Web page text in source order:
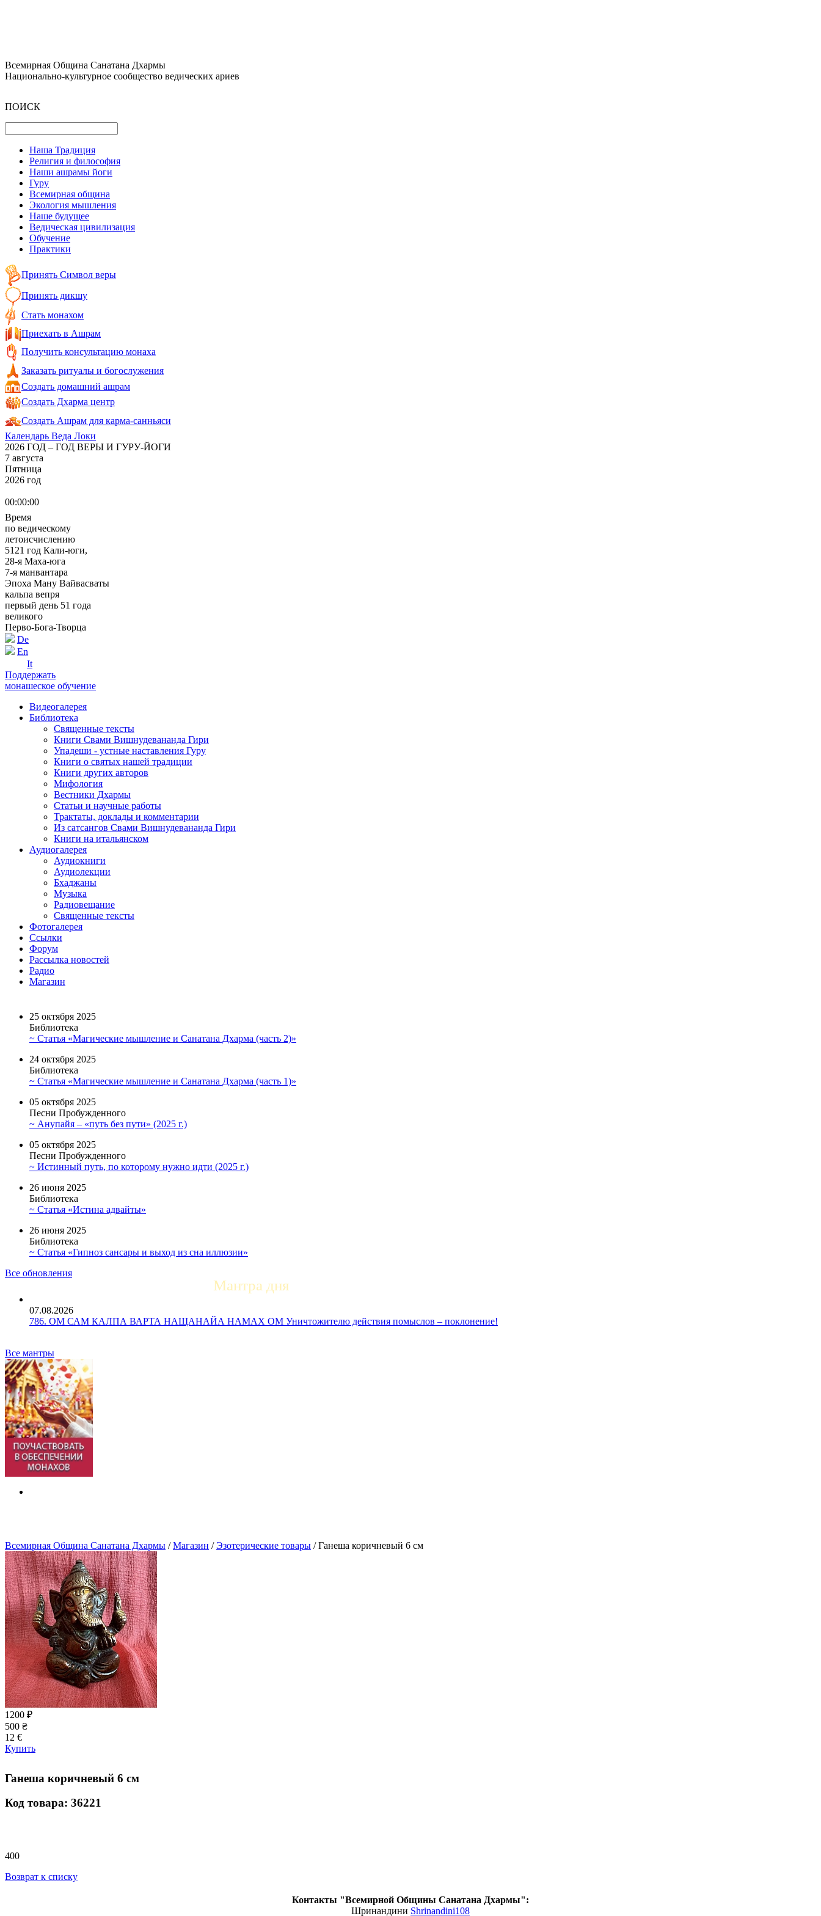
Всемирная Община Санатана Дхармы
Национально-культурное сообщество ведических ариев
ПОИСК
Наша Традиция
Религия и философия
Наши ашрамы йоги
Гуру
Всемирная община
Экология мышления
Наше будущее
Ведическая цивилизация
Обучение
Практики
Принять Символ веры
Принять дикшу
Стать монахом
Приехать в Ашрам
Получить консультацию монаха
Заказать ритуалы и богослужения
Создать домашний ашрам
Создать Дхарма центр
Создать Ашрам для карма-санньяси
Календарь Веда Локи
2026 ГОД – ГОД ВЕРЫ И ГУРУ-ЙОГИ
7 августа
Пятница
2026 год
00:00:00
Время
по ведическому
летоисчислению
5121 год Кали-юги,
28-я Маха-юга
7-я манвантара
Эпоха Ману Вайвасваты
кальпа вепря
первый день 51 года
великого
Перво-Бога-Творца
De
En
It
Поддержать
монашеское обучение
Видеогалерея
Библиотека
Священные тексты
Книги Свами Вишнудевананда Гири
Упадеши - устные наставления Гуру
Книги о святых нашей традиции
Книги других авторов
Мифология
Вестники Дхармы
Статьи и научные работы
Трактаты, доклады и комментарии
Из сатсангов Свами Вишнудевананда Гири
Книги на итальянском
Аудиогалерея
Аудиокниги
Аудиолекции
Бхаджаны
Музыка
Радиовещание
Священные тексты
Фотогалерея
Ссылки
Форум
Рассылка новостей
Радио
Магазин
25 октября 2025
Библиотека
~ Статья «Магические мышление и Санатана Дхарма (часть 2)»
24 октября 2025
Библиотека
~ Статья «Магические мышление и Санатана Дхарма (часть 1)»
05 октября 2025
Песни Пробужденного
~ Анупайя – «путь без пути» (2025 г.)
05 октября 2025
Песни Пробужденного
~ Истинный путь, по которому нужно идти (2025 г.)
26 июня 2025
Библиотека
~ Статья «Истина адвайты»
26 июня 2025
Библиотека
~ Статья «Гипноз сансары и выход из сна иллюзии»
Все обновления
Мантра дня
07.08.2026
786. ОМ САМ КАЛПА ВАРТА НАЩАНАЙА НАМАХ ОМ Уничтожителю действия помыслов – поклонение!
Все мантры
Всемирная Община Санатана Дхармы /Магазин /Эзотерические товары /Ганеша коричневый 6 см
1200 ₽
500 ₴
12 €
Купить
Ганеша коричневый 6 см
Код товара: 36221
400
Возврат к списку
Контакты "Всемирной Общины Санатана Дхармы":
Шринандини Shrinandini108